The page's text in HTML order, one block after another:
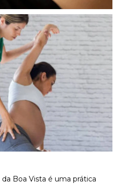
Boa Vista é uma prática